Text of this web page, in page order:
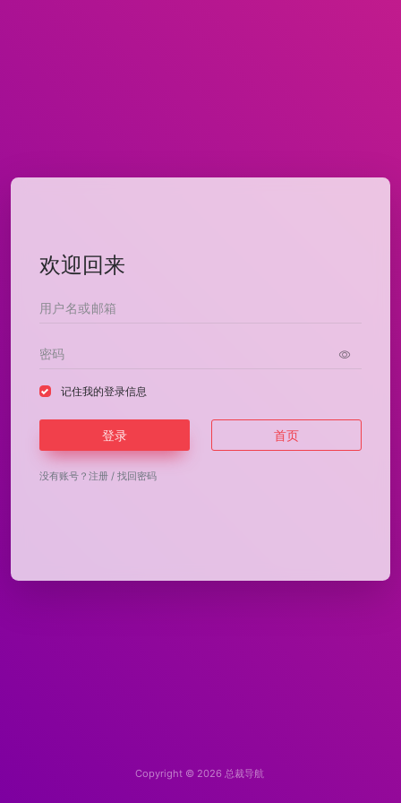
欢迎回来
记住我的登录信息
登录 首页
没有账号？ 注册 / 找回密码
Copyright © 2026 总裁导航